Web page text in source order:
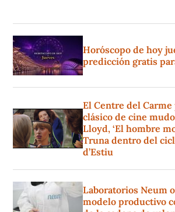
Horóscopo de hoy
predicción gratis
El Centre del
clásico de cine
Lloyd, ‘El hombre
Truna dentro del
d’Estiu
Laboratorios Neum
modelo productivo